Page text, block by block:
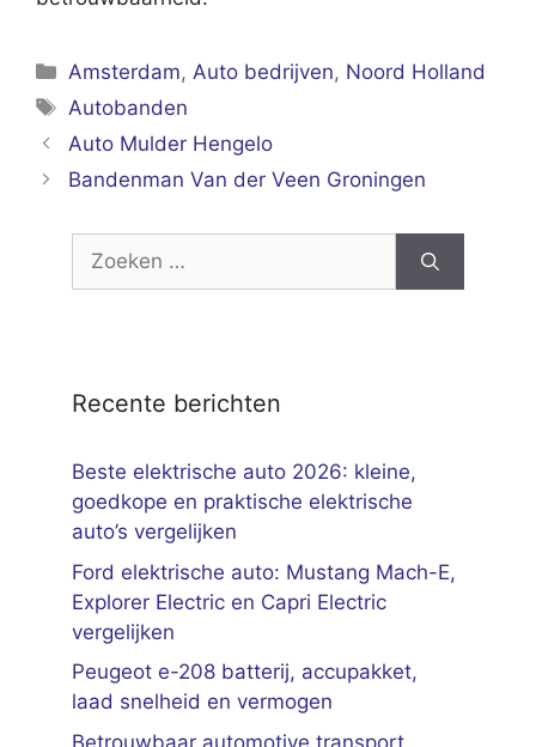
Categorieën
Amsterdam,Auto bedrijven, Noord Holland
Tags
Autobanden
Auto Mulder Hengelo
Bandenman Van der Veen Groningen
Zoek
Recente berichten
Beste elektrische auto 2026: kleine,
goedkope en praktische elektrische
auto’s vergelijken
Ford elektrische auto: Mustang Mach-E,
Explorer Electric en Capri Electric
vergelijken
Peugeot e-208 batterij, accupakket,
laad snelheid en vermogen
Betrouwbaar automotive transport